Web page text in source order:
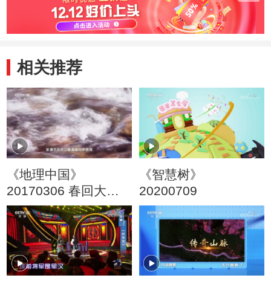
相关推荐
《地理中国》
20170306 春回大地
（3）
《智慧树》
20200709